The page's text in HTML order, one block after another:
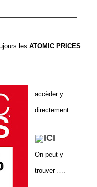
les ATOMIC PRICES
accèder y
directement
ICI
On peut y
trouver ….